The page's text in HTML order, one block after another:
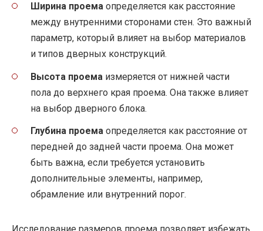
Ширина проема определяется как расстояние
между внутренними сторонами стен. Это важный
параметр, который влияет на выбор материалов
и типов дверных конструкций.
Высота проема измеряется от нижней части
пола до верхнего края проема. Она также влияет
на выбор дверного блока.
Глубина проема определяется как расстояние от
передней до задней части проема. Она может
быть важна, если требуется установить
дополнительные элементы, например,
обрамление или внутренний порог.